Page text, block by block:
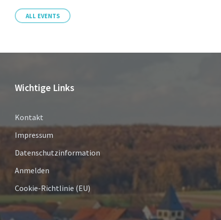
ALL EVENTS
Wichtige Links
Kontakt
Impressum
Datenschutzinformation
Anmelden
Cookie-Richtlinie (EU)